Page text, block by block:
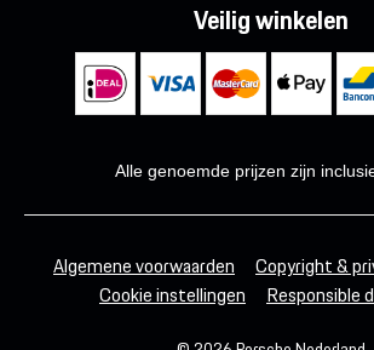
Veilig winkelen
Alle genoemde prijzen zijn
Algemene voorwaarden Copyright &
Cookie instellingen
Responsible